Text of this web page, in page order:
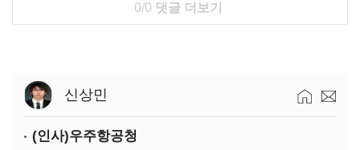
0/0 댓글 더보기
신상민
(인사)우주항공청